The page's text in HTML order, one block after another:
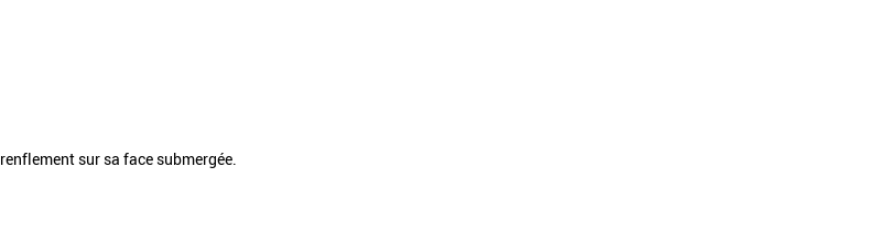
sur sa face submergée.